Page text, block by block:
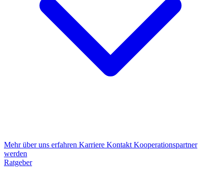
Mehr über uns erfahren Karriere Kontakt Kooperationspartner
werden
Ratgeber